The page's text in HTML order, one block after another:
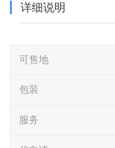
详细说明
可售地
包装
服务